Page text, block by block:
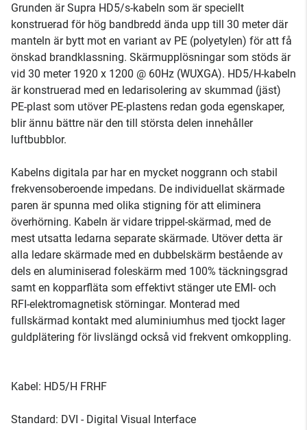
Grunden är Supra HD5/s-kabeln som är speciellt
konstruerad för hög bandbredd ända upp till 30 meter där
manteln är bytt mot en variant av PE (polyetylen) för att få
önskad brandklassning. Skärmupplösningar som stöds är
vid 30 meter 1920 x 1200 @ 60Hz (WUXGA). HD5/H-kabeln
är konstruerad med en ledarisolering av skummad (jäst)
PE-plast som utöver PE-plastens redan goda egenskaper,
blir ännu bättre när den till största delen innehåller
luftbubblor.
Kabelns digitala par har en mycket noggrann och stabil
frekvensoberoende impedans. De individuellat skärmade
paren är spunna med olika stigning för att eliminera
överhörning. Kabeln är vidare trippel-skärmad, med de
mest utsatta ledarna separate skärmade. Utöver detta är
alla ledare skärmade med en dubbelskärm bestående av
dels en aluminiserad foleskärm med 100% täckningsgrad
samt en kopparfläta som effektivt stänger ute EMI- och
RFI-elektromagnetisk störningar. Monterad med
fullskärmad kontakt med aluminiumhus med tjockt lager
guldplätering för livslängd också vid frekvent omkoppling.
Kabel: HD5/H FRHF
Standard: DVI - Digital Visual Interface